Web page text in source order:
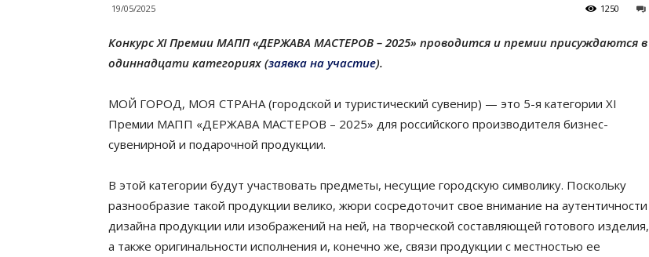
19/05/2025 1250
Конкурс XI Премии МАПП «ДЕРЖАВА МАСТЕРОВ – 2025» проводится и премии присуждаются в
одиннадцати категориях (заявка на участие).
МОЙ ГОРОД, МОЯ СТРАНА (городской и туристический сувенир) — это 5-я категории XI
Премии МАПП «ДЕРЖАВА МАСТЕРОВ – 2025» для российского производителя бизнес-
сувенирной и подарочной продукции.
В этой категории будут участвовать предметы, несущие городскую символику. Поскольку
разнообразие такой продукции велико, жюри сосредоточит свое внимание на аутентичности
дизайна продукции или изображений на ней, на творческой составляющей готового изделия,
а также оригинальности исполнения и, конечно же, связи продукции с местностью ее